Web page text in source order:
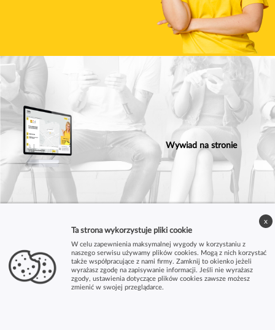
Wywiad na stronie
Ta strona wykorzystuje pliki cookie
W celu zapewnienia maksymalnej wygody w korzystaniu z
naszego serwisu używamy plików cookies. Mogą z nich korzystać
także współpracujące z nami firmy. Zamknij to okienko jeżeli
wyrażasz zgodę na zapisywanie informacji. Jeśli nie wyrażasz
zgody, ustawienia dotyczące plików cookies zawsze możesz
zmienić w swojej przeglądarce.
x